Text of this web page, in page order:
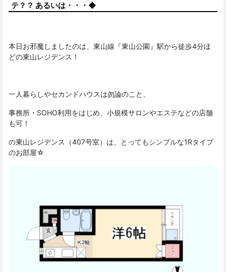
テ？？ あるいは・・・◆
本日お邪魔しましたのは、東山線『東山公園』駅から徒歩4分ほ
どの東山レジデンス！
一人暮らしやセカンドハウスは勿論のこと、
事務所・SOHO利用をはじめ、小規模サロンやエステなどの店舗
も可！
の東山レジデンス（407号室）は、とってもシンプルな1Rタイプ
のお部屋☆